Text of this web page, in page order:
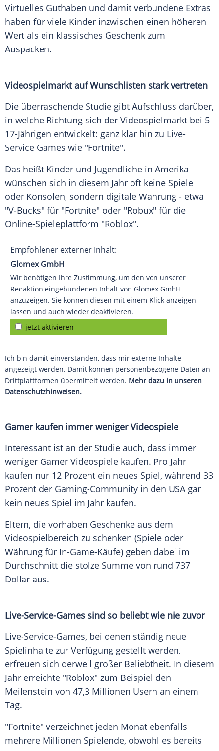
Virtuelles Guthaben und damit verbundene Extras
haben für viele Kinder inzwischen einen höheren
Wert als ein klassisches Geschenk zum
Auspacken.
Videospielmarkt auf Wunschlisten stark vertreten
Die überraschende Studie gibt Aufschluss darüber,
in welche Richtung sich der Videospielmarkt bei 5-
17-Jährigen entwickelt: ganz klar hin zu Live-
Service Games wie "Fortnite".
Das heißt Kinder und Jugendliche in Amerika
wünschen sich in diesem Jahr oft keine Spiele
oder Konsolen, sondern digitale Währung - etwa
"V-Bucks" für "Fortnite" oder "Robux" für die
Online-Spieleplattform "Roblox".
Empfohlener externer Inhalt:
Glomex GmbH
Wir benötigen Ihre Zustimmung, um den von unserer
Redaktion eingebundenen Inhalt von Glomex GmbH
anzuzeigen. Sie können diesen mit einem Klick anzeigen
lassen und auch wieder deaktivieren.
jetzt aktivieren
Ich bin damit einverstanden, dass mir externe Inhalte
angezeigt werden. Damit können personenbezogene Daten an
Drittplattformen übermittelt werden. Mehr dazu in unseren
Datenschutzhinweisen.
Gamer kaufen immer weniger Videospiele
Interessant ist an der Studie auch, dass immer
weniger Gamer Videospiele kaufen. Pro Jahr
kaufen nur 12 Prozent ein neues Spiel, während 33
Prozent der Gaming-Community in den USA gar
kein neues Spiel im Jahr kaufen.
Eltern, die vorhaben Geschenke aus dem
Videospielbereich zu schenken (Spiele oder
Währung für In-Game-Käufe) geben dabei im
Durchschnitt die stolze Summe von rund 737
Dollar aus.
Live-Service-Games sind so beliebt wie nie zuvor
Live-Service-Games, bei denen ständig neue
Spielinhalte zur Verfügung gestellt werden,
erfreuen sich derweil großer Beliebtheit. In diesem
Jahr erreichte "Roblox" zum Beispiel den
Meilenstein von 47,3 Millionen Usern an einem
Tag.
"Fortnite" verzeichnet jeden Monat ebenfalls
mehrere Millionen Spielende, obwohl es bereits